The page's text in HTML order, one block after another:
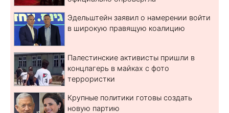
Эдельштейн заявил о намерении войти
в широкую правящую коалицию
Палестинские активисты пришли в
концлагерь в майках с фото
террористки
Крупные политики готовы создать
новую партию